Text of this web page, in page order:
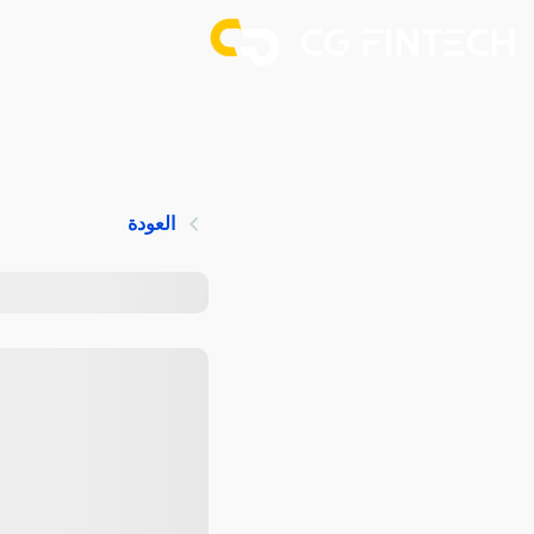
العودة